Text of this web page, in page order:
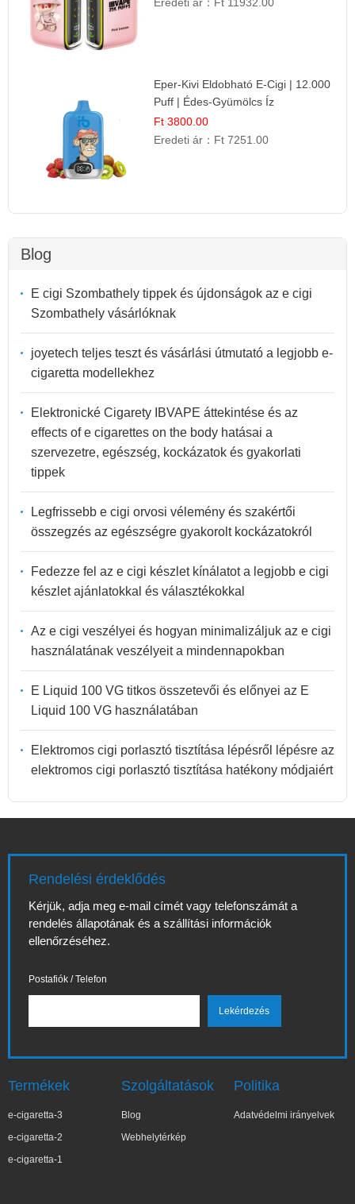
Eper-Kivi Eldobható E-Cigi | 12.000
Puff | Édes-Gyümölcs Íz
Ft 3800.00
Eredeti ár： Ft 7251.00
Blog
E cigi Szombathely tippek és újdonságok az e cigi
Szombathely vásárlóknak
joyetech teljes teszt és vásárlási útmutató a legjobb e-
cigaretta modellekhez
Elektronické Cigarety IBVAPE áttekintése és az
effects of e cigarettes on the body hatásai a
szervezetre, egészség, kockázatok és gyakorlati
tippek
Legfrissebb e cigi orvosi vélemény és szakértői
összegzés az egészségre gyakorolt kockázatokról
Fedezze fel az e cigi készlet kínálatot a legjobb e cigi
készlet ajánlatokkal és választékokkal
Az e cigi veszélyei és hogyan minimalizáljuk az e cigi
használatának veszélyeit a mindennapokban
E Liquid 100 VG titkos összetevői és előnyei az E
Liquid 100 VG használatában
Elektromos cigi porlasztó tisztítása lépésről lépésre az
elektromos cigi porlasztó tisztítása hatékony módjaiért
Rendelési érdeklődés
Kérjük, adja meg e-mail címét vagy telefonszámát a
rendelés állapotának és a szállítási információk
ellenőrzéséhez.
Postafiók / Telefon
Termékek
e-cigaretta-3
e-cigaretta-2
e-cigaretta-1
Szolgáltatások
Blog
Webhelytérkép
Politika
Adatvédelmi irányelvek